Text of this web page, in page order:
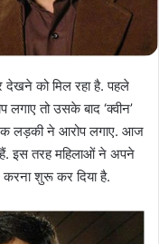
को मिल रहा है. पहले
तो उसके बाद ‘क्वीन’
लड़की ने आरोप लगाए. आज
इस तरह महिलाओं ने अपने
शुरू कर दिया है.